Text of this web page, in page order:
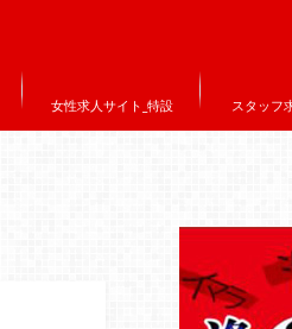
女性求人サイト_特設 スタッフ